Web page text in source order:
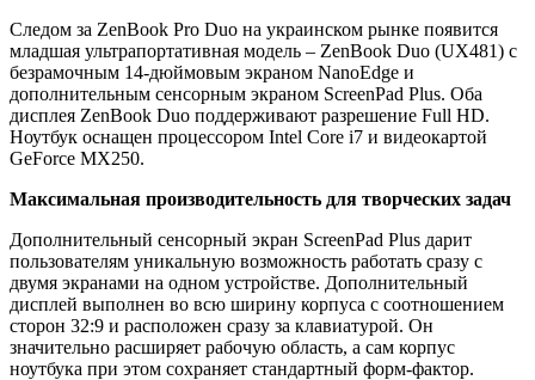
Следом за ZenBook Pro Duo на украинском рынке появится
младшая ультрапортативная модель – ZenBook Duo (UX481) с
безрамочным 14-дюймовым экраном NanoEdge и
дополнительным сенсорным экраном ScreenPad Plus. Оба
дисплея ZenBook Duo поддерживают разрешение Full HD.
Ноутбук оснащен процессором Intel Core i7 и видеокартой
GeForce MX250.
Максимальная производительность для творческих задач
Дополнительный сенсорный экран ScreenPad Plus дарит
пользователям уникальную возможность работать сразу с
двумя экранами на одном устройстве. Дополнительный
дисплей выполнен во всю ширину корпуса с соотношением
сторон 32:9 и расположен сразу за клавиатурой. Он
значительно расширяет рабочую область, а сам корпус
ноутбука при этом сохраняет стандартный форм-фактор.